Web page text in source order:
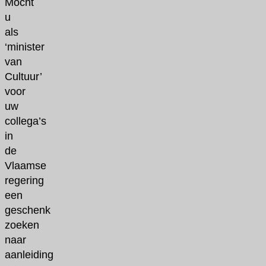
Mocht
u
als
‘minister
van
Cultuur’
voor
uw
collega’s
in
de
Vlaamse
regering
een
geschenk
zoeken
naar
aanleiding